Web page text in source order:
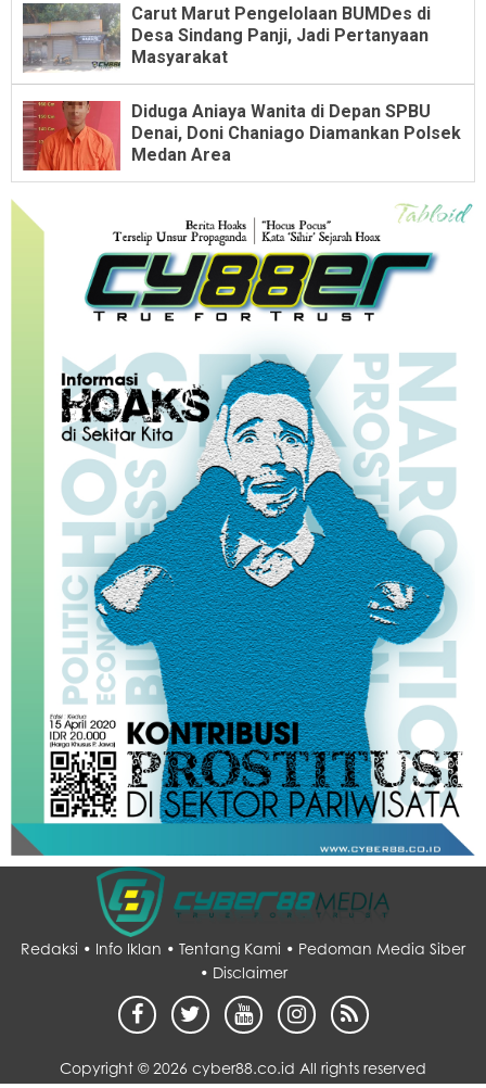
Carut Marut Pengelolaan BUMDes di
Desa Sindang Panji, Jadi Pertanyaan
Masyarakat
Diduga Aniaya Wanita di Depan SPBU
Denai, Doni Chaniago Diamankan Polsek
Medan Area
Redaksi • Info Iklan • Tentang Kami • Pedoman Media Siber
• Disclaimer
Copyright ©2026 cyber88.co.id All rights reserved